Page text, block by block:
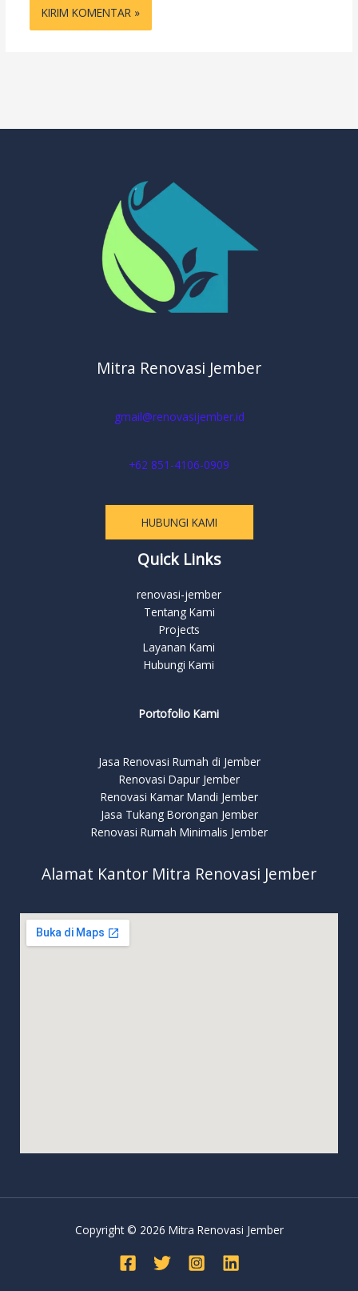
Mitra Renovasi Jember
gmail@renovasijember.id
+62 851-4106-0909
HUBUNGI KAMI
Quick Links
renovasi-jember
Tentang Kami
Projects
Layanan Kami
Hubungi Kami
Portofolio Kami
Jasa Renovasi Rumah di Jember
Renovasi Dapur Jember
Renovasi Kamar Mandi Jember
Jasa Tukang Borongan Jember
Renovasi Rumah Minimalis Jember
Alamat Kantor Mitra Renovasi Jember
Copyright © 2026 Mitra Renovasi Jember